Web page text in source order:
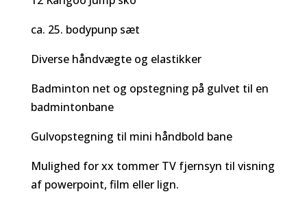
ca. 25. bodypunp sæt
Diverse håndvægte og elastikker
Badminton net og opstegning på gulvet til en
badmintonbane
Gulvopstegning til mini håndbold bane
Mulighed for xx tommer TV fjernsyn til visning
af powerpoint, film eller lign.